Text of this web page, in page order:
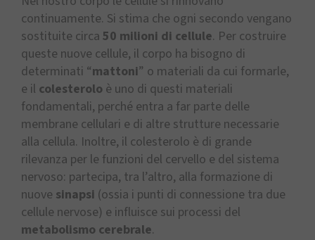
continuamente. Si stima che ogni secondo vengano
sostituite circa 50 milioni di cellule. Per costruire
queste nuove cellule, il corpo ha bisogno di
determinati “mattoni” o materiali da cui formarle,
e il colesterolo è uno di questi materiali
fondamentali, perché entra a far parte delle
membrane cellulari e di altre strutture necessarie
alla cellula. Inoltre, il colesterolo è di grande
rilevanza per le funzioni del cervello e del sistema
nervoso: partecipa, tra l’altro, alla formazione di
nuove sinapsi (ossia i punti di connessione tra due
cellule nervose) e influisce sui processi del
metabolismo cerebrale.